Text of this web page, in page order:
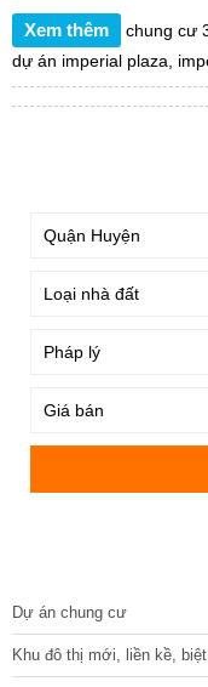
Xem thêm chung cư
dự án imperial plaza,
Dự án chung cư
Khu đô thị mới, liền kề,